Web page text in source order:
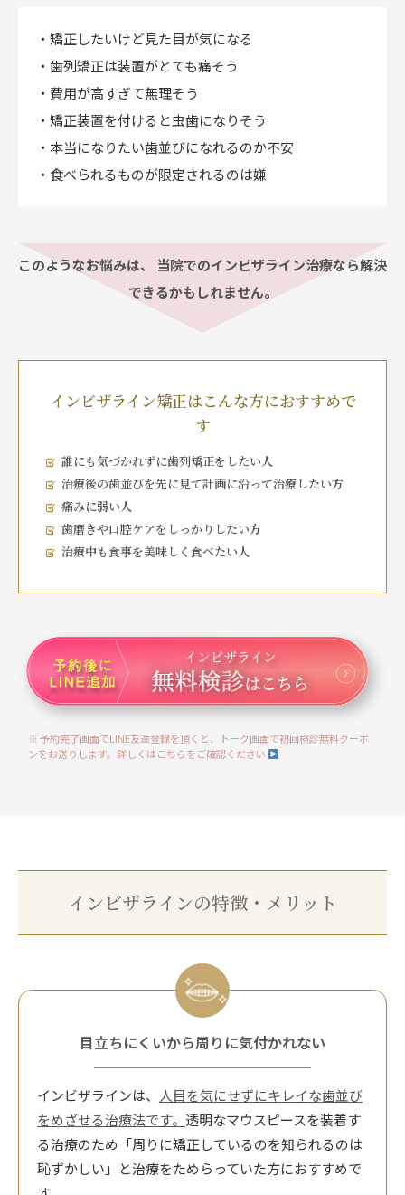
・矯正したいけど見た目が気になる
・歯列矯正は装置がとても痛そう
・費用が高すぎて無理そう
・矯正装置を付けると虫歯になりそう
・本当になりたい歯並びになれるのか不安
・食べられるものが限定されるのは嫌
このようなお悩みは、
当院でのインビザライン治療なら解決
できるかもしれません。
インビザライン矯正はこんな方におすすめで
す
誰にも気づかれずに歯列矯正をしたい人
治療後の歯並びを先に見て計画に沿って治療したい方
痛みに弱い人
歯磨きや口腔ケアをしっかりしたい方
治療中も食事を美味しく食べたい人
※ 予約完了画面でLINE友達登録を頂くと、トーク画面で初回検診無料クーポ
ンをお送りします。詳しくはこちらをご確認ください
インビザラインの特徴・メリット
目立ちにくいから周りに気付かれない
インビザラインは、 人目を気にせずにキレイな歯並び
をめざせる治療法です。 透明なマウスピースを装着す
る治療のため「周りに矯正しているのを知られるのは
恥ずかしい」と治療をためらっていた方におすすめで